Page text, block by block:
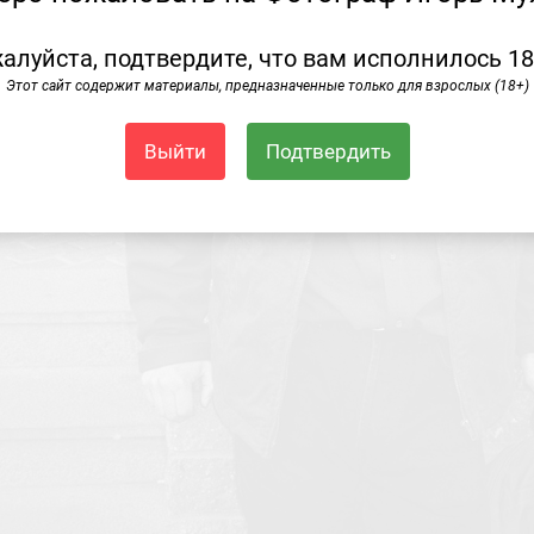
подтвердите, что вам исполнилось
Этот сайт содержит материалы, предназначенные только для взрослых (18+)
Выйти Подтвердить